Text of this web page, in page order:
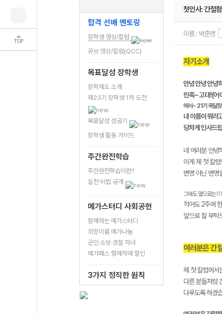
TOP
합격 선배 멘토링
장학생 영상/칼럼
큐브 영상/칼럼(QCC)
목표달성 장학생
장학제도 소개
제23기 장학생 1차 도전
목표달성 성공기
장학생 활동 가이드
주간완전학습
주간완전학습이란?
실천 비법 공개
메가스터디 사회공헌
함께하는 메가스터디
희망이룸 메가나눔
군인·소방·경찰 자녀
메가패스 형제자매 할인
3가지 정직한 원칙
첫인사: 간절함
이름 : 박준영
자기소개
안녕 안녕 안녕
민족~ 고대!(어
에서~ 21기 목달
내 이름이 뭐라
당차게 인사드
네 여러분 안녕
이게 제 첫 칼
변명 아닌 변명
그래도 앞으로는 ! ! !
적어도 2주에
앞으로 잘 부탁
여러분은 간
제 첫 칼럼에서
다른 분들처럼
다루도록 하겠